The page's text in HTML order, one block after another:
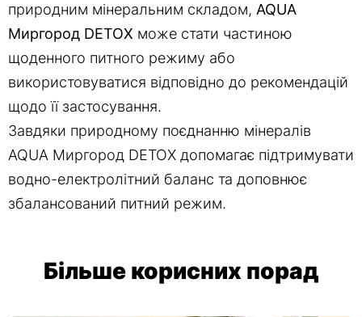
природним мінеральним складом, AQUA
Миргород DETOX може стати частиною
щоденного питного режиму або
використовуватися відповідно до рекомендацій
щодо її застосування.
Завдяки природному поєднанню мінералів
AQUA Миргород DETOX допомагає підтримувати
водно-електролітний баланс та доповнює
збалансований питний режим.
Більше корисних порад